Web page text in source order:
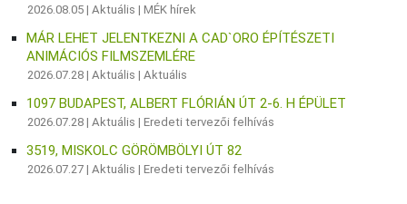
2026.08.05 |Aktuális |MÉK hírek
MÁR LEHET JELENTKEZNI A CAD`ORO ÉPÍTÉSZETI
ANIMÁCIÓS FILMSZEMLÉRE
2026.07.28 |Aktuális |Aktuális
1097 BUDAPEST, ALBERT FLÓRIÁN ÚT 2-6. H ÉPÜLET
2026.07.28 |Aktuális |Eredeti tervezői felhívás
3519, MISKOLC GÖRÖMBÖLYI ÚT 82
2026.07.27 |Aktuális |Eredeti tervezői felhívás